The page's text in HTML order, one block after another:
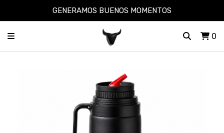
GENERAMOS BUENOS MOMENTOS
0